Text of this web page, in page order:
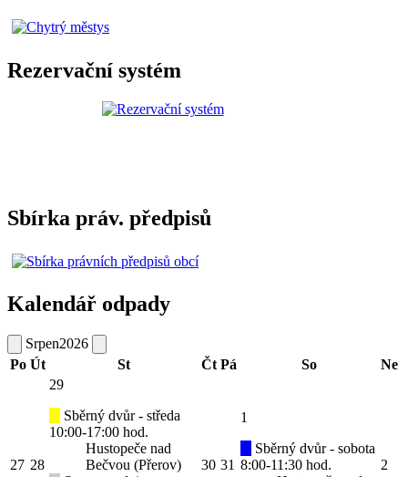
Rezervační systém
Sbírka práv. předpisů
Kalendář odpady
Srpen2026
Po Út St Čt Pá So Ne
27 28
29
Sběrný dvůr - středa
10:00-17:00 hod.
Hustopeče nad
Bečvou (Přerov)
30 31
1
Sběrný dvůr - sobota
8:00-11:30 hod.
2